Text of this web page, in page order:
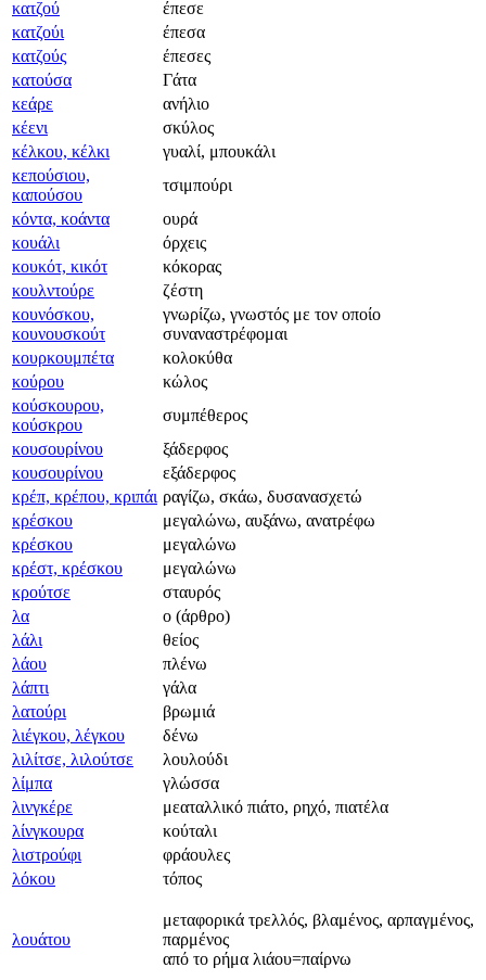
κατζού
έπεσε
κατζούι
έπεσα
κατζούς
έπεσες
κατούσα
Γάτα
κεάρε
ανήλιο
κέενι
σκύλος
κέλκου, κέλκι
γυαλί, μπουκάλι
κεπούσιου,
καπούσου
τσιμπούρι
κόντα, κοάντα
ουρά
κουάλι
όρχεις
κουκότ, κικότ
κόκορας
κουλντούρε
ζέστη
κουνόσκου,
κουνουσκούτ
γνωρίζω, γνωστός με τον οποίο
συναναστρέφομαι
κουρκουμπέτα
κολοκύθα
κούρου
κώλος
κούσκουρου,
κούσκρου
συμπέθερος
κουσουρίνου
ξάδερφος
κουσουρίνου
εξάδερφος
κρέπ, κρέπου, κριπάι ραγίζω, σκάω, δυσανασχετώ
κρέσκου
μεγαλώνω, αυξάνω, ανατρέφω
κρέσκου
μεγαλώνω
κρέστ, κρέσκου
μεγαλώνω
κρούτσε
σταυρός
λα
ο (άρθρο)
λάλι
θείος
λάου
πλένω
λάπτι
γάλα
λατούρι
βρωμιά
λιέγκου, λέγκου
δένω
λιλίτσε, λιλούτσε
λουλούδι
λίμπα
γλώσσα
λινγκέρε
μεαταλλικό πιάτο, ρηχό, πιατέλα
λίνγκουρα
κούταλι
λιστρούφι
φράουλες
λόκου
τόπος
λουάτου
μεταφορικά τρελλός, βλαμένος, αρπαγμένος,
παρμένος
από το ρήμα λιάου=παίρνω